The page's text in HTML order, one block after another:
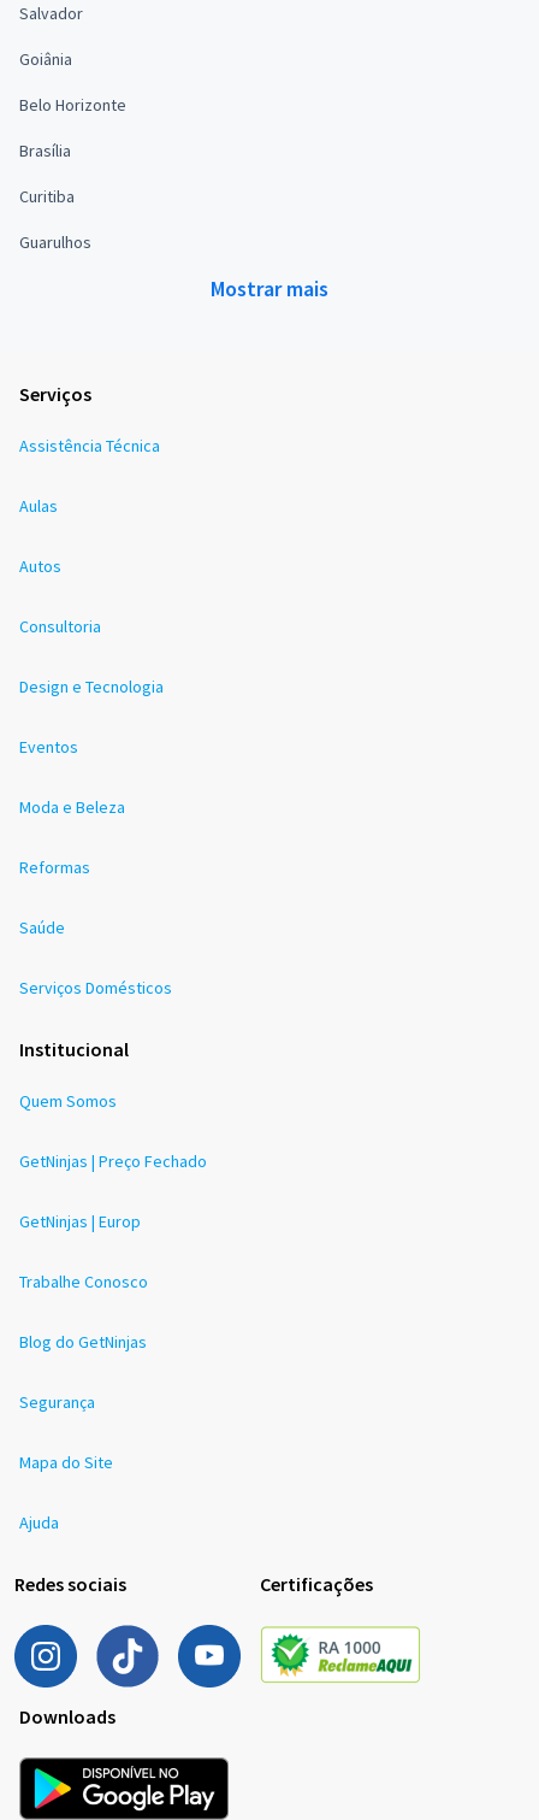
Salvador
Goiânia
Belo Horizonte
Brasília
Curitiba
Guarulhos
Mostrar mais
Serviços
Assistência Técnica
Aulas
Autos
Consultoria
Design e Tecnologia
Eventos
Moda e Beleza
Reformas
Saúde
Serviços Domésticos
Institucional
Quem Somos
GetNinjas | Preço Fechado
GetNinjas | Europ
Trabalhe Conosco
Blog do GetNinjas
Segurança
Mapa do Site
Ajuda
Redes sociais Certificações
Downloads